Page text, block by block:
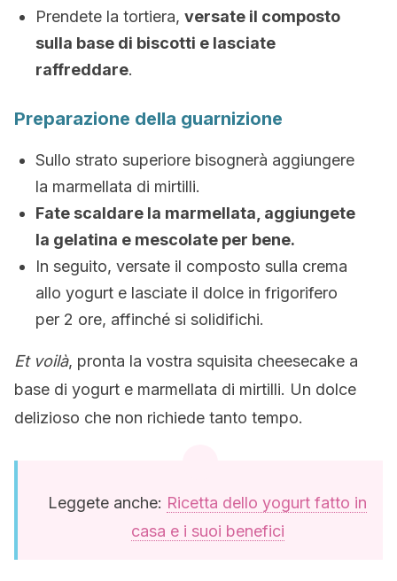
Prendete la tortiera, versate il composto
sulla base di biscotti e lasciate
raffreddare.
Preparazione della guarnizione
Sullo strato superiore bisognerà aggiungere
la marmellata di mirtilli.
Fate scaldare la marmellata, aggiungete
la gelatina e mescolate per bene.
In seguito, versate il composto sulla crema
allo yogurt e lasciate il dolce in frigorifero
per 2 ore, affinché si solidifichi.
Et voilà, pronta la vostra squisita cheesecake a
base di yogurt e marmellata di mirtilli. Un dolce
delizioso che non richiede tanto tempo.
Leggete anche: Ricetta dello yogurt fatto in
casa e i suoi benefici